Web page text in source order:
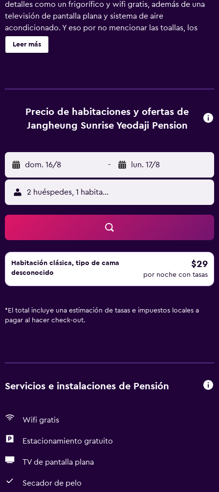
detalles como un frigorífico y wifi gratis, además de una
televisión de pantalla plana y sistema de aire
acondicionado. Y eso por no mencionar las toallas, los
utensilios de cocina, la arrocera y el jabón.
Leer más
Precio de habitaciones y ofertas de
Jangheung Sunrise Yeodaji Pension
dom. 16/8 - lun. 17/8
2 huéspedes, 1 habitación
Habitación clásica, tipo de cama
desconocido
$29
por noche con tasas
* El total incluye una estimación de tasas e impuestos locales a
pagar al hacer check-out.
Servicios e instalaciones de Pensión
Wifi gratis
Estacionamiento gratuito
TV de pantalla plana
Secador de pelo